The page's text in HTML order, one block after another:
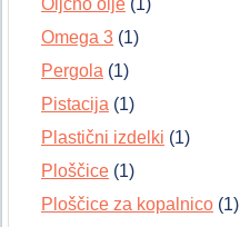
Oljčno olje (1)
Omega 3 (1)
Pergola (1)
Pistacija (1)
Plastični izdelki (1)
Ploščice (1)
Ploščice za kopalnico (1)